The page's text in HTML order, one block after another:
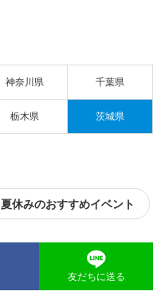
神奈川県 千葉県
栃木県 茨城県
夏休みのおすすめイベント
友だちに送る